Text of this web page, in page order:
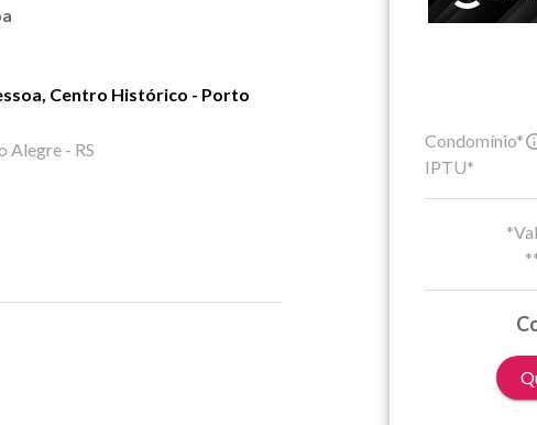
Centro Histórico - Porto
Alegre - RS Condomínio*
IPTU*